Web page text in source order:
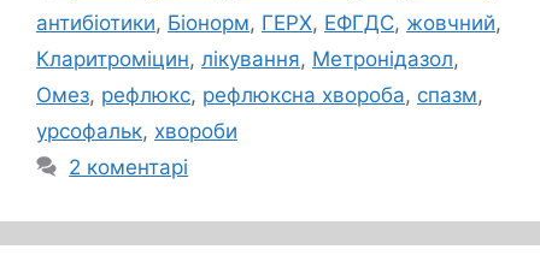
антибіотики, Біонорм, ГЕРХ, ЕФГДС, жовчний,
Кларитроміцин, лікування, Метронідазол,
Омез, рефлюкс, рефлюксна хвороба, спазм,
урсофальк, хвороби
2 коментарі